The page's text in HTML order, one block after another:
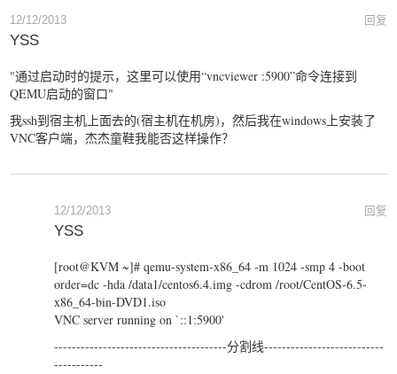
回复
12/12/2013
YSS
"通过启动时的提示，这里可以使用“vncviewer :5900”命令连接到
QEMU启动的窗口"
我ssh到宿主机上面去的(宿主机在机房)，然后我在windows上安装了
VNC客户端，杰杰童鞋我能否这样操作？
回复
12/12/2013
YSS
[root@KVM ~]# qemu-system-x86_64 -m 1024 -smp 4 -boot
order=dc -hda /data1/centos6.4.img -cdrom /root/CentOS-6.5-
x86_64-bin-DVD1.iso
VNC server running on `::1:5900'
---------------------------------------分割线---------------------------
-----------